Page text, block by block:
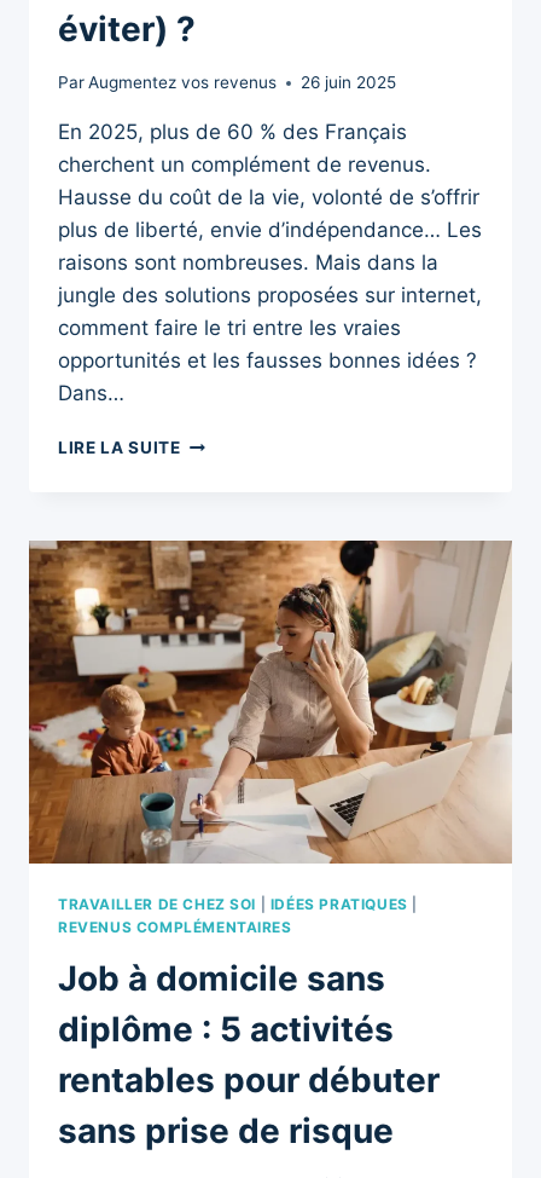
éviter) ?
ParAugmentez vos revenus 26 juin 2025
En 2025, plus de 60 % des Français
cherchent un complément de revenus.
Hausse du coût de la vie, volonté de s’offrir
plus de liberté, envie d’indépendance… Les
raisons sont nombreuses. Mais dans la
jungle des solutions proposées sur internet,
comment faire le tri entre les vraies
opportunités et les fausses bonnes idées ?
Dans…
LIRE LA SUITECOMPLÉMENT
2025
:
QUELLES
SOLUTIONS
FONCTIONNENT
VRAIMENT
(ET
LESQUELLES
ÉVITER)
?
TRAVAILLER DE CHEZ SOI IDÉES PRATIQUES
REVENUS COMPLÉMENTAIRES
Job à domicile sans
diplôme : 5 activités
rentables pour débuter
sans prise de risque